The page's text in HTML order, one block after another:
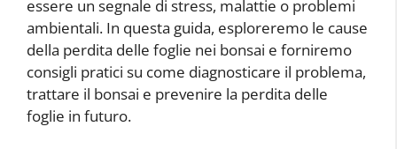
essere un segnale di stress, malattie o problemi
ambientali. In questa guida, esploreremo le cause
della perdita delle foglie nei bonsai e forniremo
consigli pratici su come diagnosticare il problema,
trattare il bonsai e prevenire la perdita delle
foglie in futuro.